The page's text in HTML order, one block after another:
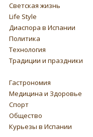
Светская жизнь
Life Style
Диаспора в Испании
Политика
Технология
Традиции и праздники
Гастрономия
Медицина и Здоровье
Спорт
Общество
Курьезы в Испании